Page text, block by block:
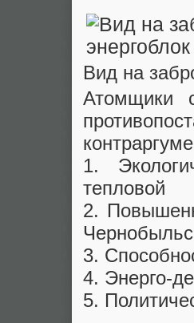
Вид на
Атомщики
1.
тепловой
2.
3.
4. Энерго-
5.